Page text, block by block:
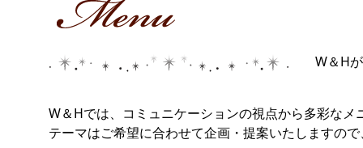
W＆H
W＆Hでは、コミュニケーションの視点から多彩な
テーマはご希望に合わせて企画・提案いたしますの